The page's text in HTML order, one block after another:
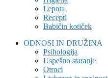
Lepota
Recepti
Babičin kotiček
ODNOSI IN DRUŽINA
Psihologija
Uspešno staranje
Otroci